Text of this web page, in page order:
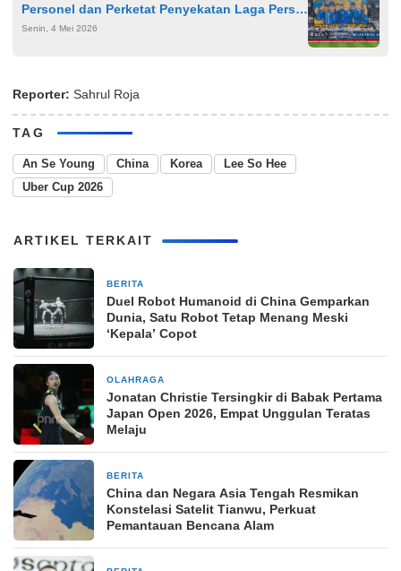
Personel dan Perketat Penyekatan Laga Persib
vs PSIM di GBLA
Senin, 4 Mei 2026
Reporter: Sahrul Roja
TAG
An Se Young China Korea
Lee So Hee
Uber Cup 2026
ARTIKEL TERKAIT
BERITA
Duel Robot Humanoid di China Gemparkan
Dunia, Satu Robot Tetap Menang Meski
‘Kepala’ Copot
OLAHRAGA
Jonatan Christie Tersingkir di Babak Pertama
Japan Open 2026, Empat Unggulan Teratas
Melaju
BERITA
China dan Negara Asia Tengah Resmikan
Konstelasi Satelit Tianwu, Perkuat
Pemantauan Bencana Alam